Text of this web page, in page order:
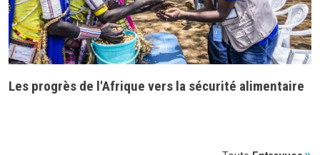
Les progrès de l'Afrique vers la sécurité alimentaire